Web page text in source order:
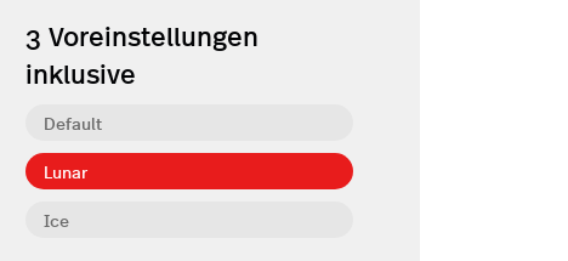
3 Voreinstellungen
inklusive
Lunar
Ice
Default